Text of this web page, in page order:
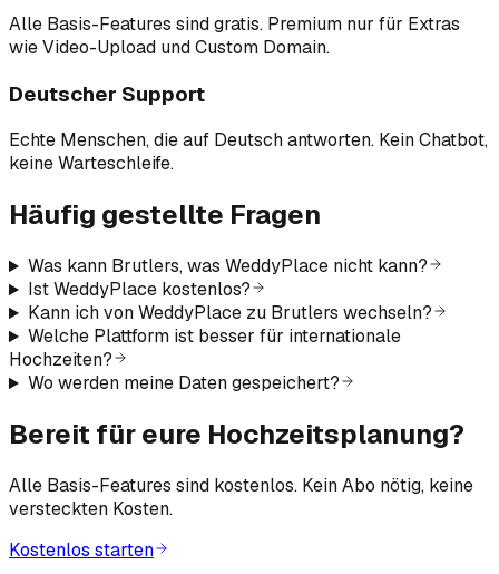
Alle Basis-Features sind gratis. Premium nur für Extras
wie Video-Upload und Custom Domain.
Deutscher Support
Echte Menschen, die auf Deutsch antworten. Kein Chatbot,
keine Warteschleife.
Häufig gestellte Fragen
Was kann Brutlers, was WeddyPlace nicht kann?
Ist WeddyPlace kostenlos?
Kann ich von WeddyPlace zu Brutlers wechseln?
Welche Plattform ist besser für internationale
Hochzeiten?
Wo werden meine Daten gespeichert?
Bereit für eure Hochzeitsplanung?
Alle Basis-Features sind kostenlos. Kein Abo nötig, keine
versteckten Kosten.
Kostenlos starten